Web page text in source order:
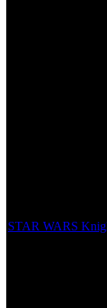
STAR WARS